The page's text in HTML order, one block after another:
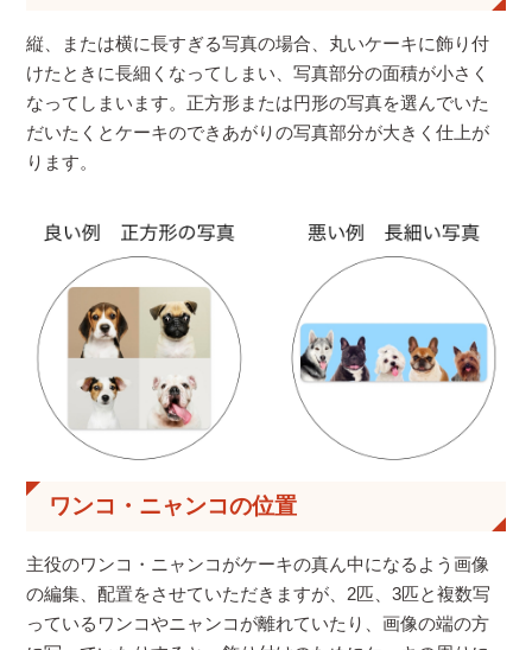
縦、または横に長すぎる写真の場合、丸いケーキに飾り付
けたときに長細くなってしまい、写真部分の面積が小さく
なってしまいます。正方形または円形の写真を選んでいた
だいたくとケーキのできあがりの写真部分が大きく仕上が
ります。
ワンコ・ニャンコの位置
主役のワンコ・ニャンコがケーキの真ん中になるよう画像
の編集、配置をさせていただきますが、2匹、3匹と複数写
っているワンコやニャンコが離れていたり、画像の端の方